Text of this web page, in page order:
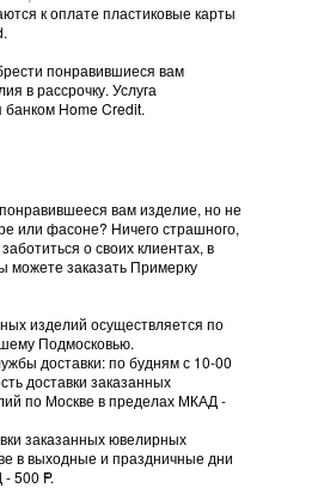
к оплате пластиковые карты
понравившиеся вам
в рассрочку. Услуга
банком Home Credit.
вам изделие, но не
или фасоне? Ничего страшного,
о своих клиентах, в
можете заказать Примерку
изделий осуществляется по
Подмосковью.
доставки: по будням с 10-00
доставки заказанных
по Москве в пределах МКАД -
заказанных ювелирных
в выходные и праздничные дни
- 500 =
P.